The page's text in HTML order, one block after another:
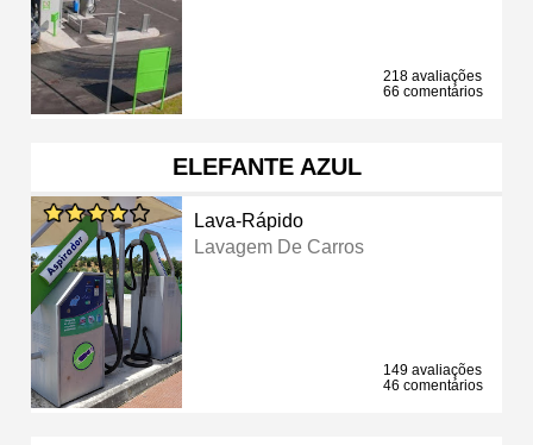
218 avaliações
66 comentários
ELEFANTE AZUL
Lava-Rápido
Lavagem De Carros
149 avaliações
46 comentários